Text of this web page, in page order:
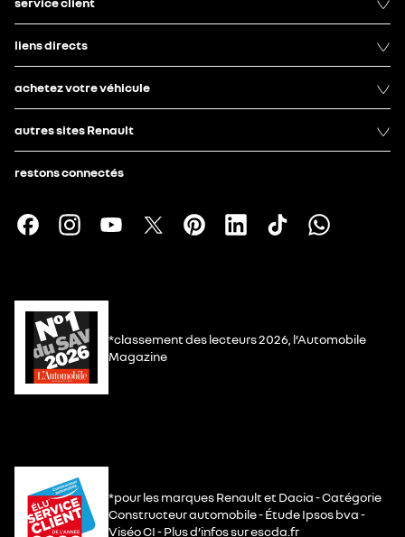
liens directs
achetez votre véhicule
autres sites Renault
restons connectés
*classement des lecteurs 2026, l’Automobile
Magazine
*pour les marques Renault et Dacia - Catégorie
Constructeur automobile - Étude Ipsos bva -
Viséo CI - Plus d’infos sur escda.fr